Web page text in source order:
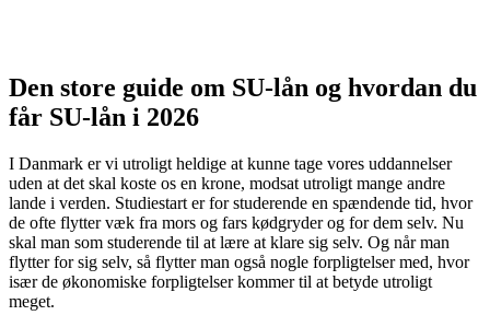
Den store guide om SU-lån og hvordan du
får SU-lån i 2026
I Danmark er vi utroligt heldige at kunne tage vores uddannelser
uden at det skal koste os en krone, modsat utroligt mange andre
lande i verden. Studiestart er for studerende en spændende tid, hvor
de ofte flytter væk fra mors og fars kødgryder og for dem selv. Nu
skal man som studerende til at lære at klare sig selv. Og når man
flytter for sig selv, så flytter man også nogle forpligtelser med, hvor
især de økonomiske forpligtelser kommer til at betyde utroligt
meget.